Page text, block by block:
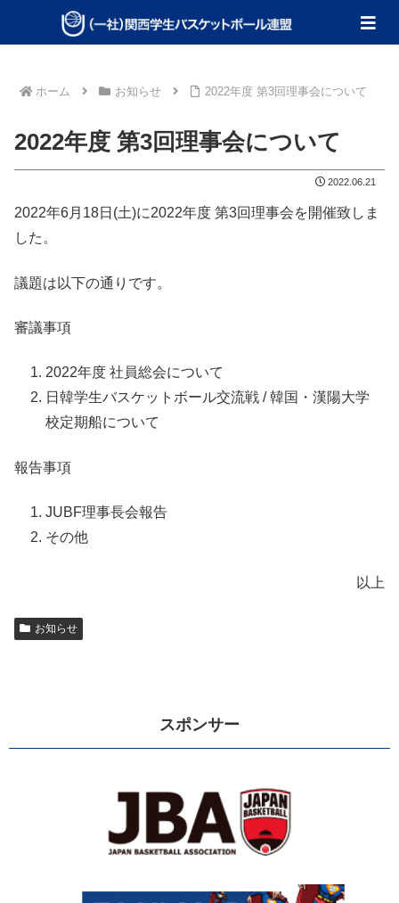
ホーム お知らせ 2022年度 第3回理事会について
2022年度 第3回理事会について
2022.06.21
2022年6月18日(土)に2022年度 第3回理事会を開催致しま
した。
議題は以下の通りです。
審議事項
2022年度 社員総会について
日韓学生バスケットボール交流戦 / 韓国・漢陽大学
校定期船について
報告事項
JUBF理事長会報告
その他
以上
お知らせ
スポンサー